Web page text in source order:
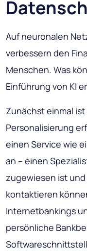
Auf neuronalen
verbessern den
Menschen. Was
Einführung von KI
Zunächst einmal
Personalisierung
einen Service wie
an – einen
zugewiesen ist
kontaktieren
Internetbankings
persönliche